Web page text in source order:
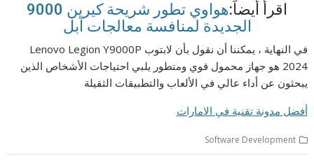
اقرأ أيضاً:
هواوي تطور شريحة كيرين 9000
الجديدة لمنافسة معالجات آبل
في النهاية ، يمكننا أن نقول بأن لابتوب Lenovo Legion Y9000P
2024 هو جهاز محمول قوي ومتطور يلبي احتياجات الأشخاص الذين
يبحثون عن أداء عالي في الألعاب والتطبيقات الثقيلة
أفضل مدونة تقنية في الامارات
Software Development